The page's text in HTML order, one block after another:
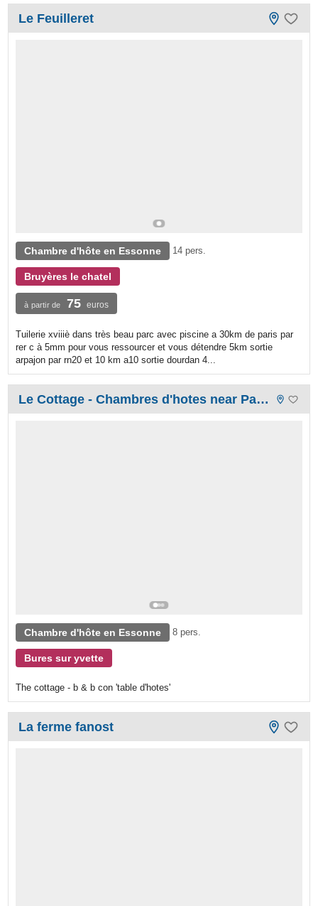
Le Feuilleret
Chambre d'hôte en Essonne 14 pers.
Bruyères le chatel
à partir de 75 euros
Tuilerie xviiiè dans très beau parc avec piscine a 30km de paris par
rer c à 5mm pour vous ressourcer et vous détendre 5km sortie
arpajon par rn20 et 10 km a10 sortie dourdan 4...
Le Cottage - Chambres d'hotes near Paris and Versailles
Chambre d'hôte en Essonne 8 pers.
Bures sur yvette
The cottage - b & b con 'table d'hotes'
La ferme fanost